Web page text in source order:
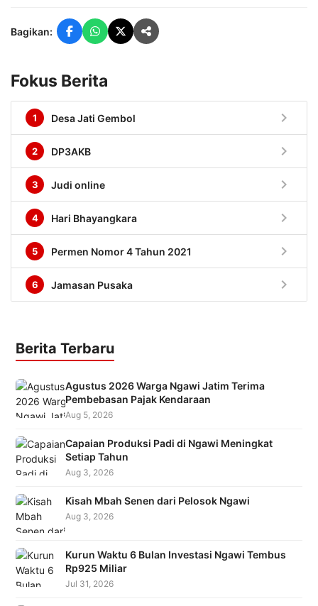
Bagikan:
Fokus Berita
1 Desa Jati Gembol chevron_right
2 DP3AKB chevron_right
3 Judi online chevron_right
4 Hari Bhayangkara chevron_right
5 Permen Nomor 4 Tahun 2021 chevron_right
6 Jamasan Pusaka chevron_right
Berita Terbaru
Agustus 2026 Warga Ngawi Jatim Terima
Pembebasan Pajak Kendaraan
Aug 5, 2026
Capaian Produksi Padi di Ngawi Meningkat
Setiap Tahun
Aug 3, 2026
Kisah Mbah Senen dari Pelosok Ngawi
Aug 3, 2026
Kurun Waktu 6 Bulan Investasi Ngawi Tembus
Rp925 Miliar
Jul 31, 2026